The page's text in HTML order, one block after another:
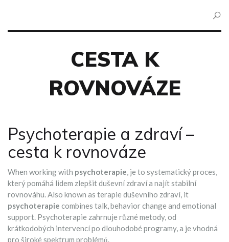
CESTA K
ROVNOVÁZE
Psychoterapie a zdraví –
cesta k rovnováze
When working with psychoterapie, je to systematický proces,
který pomáhá lidem zlepšit duševní zdraví a najít stabilní
rovnováhu. Also known as terapie duševního zdraví, it
psychoterapie combines talk, behavior change and emotional
support. Psychoterapie zahrnuje různé metody, od
krátkodobých intervencí po dlouhodobé programy, a je vhodná
pro široké spektrum problémů.